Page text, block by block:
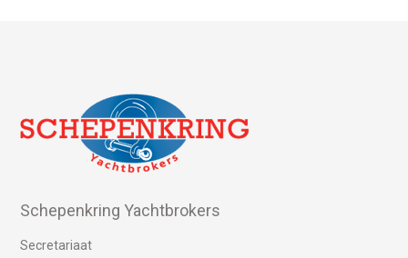
Schepenkring Yachtbrokers
Secretariaat